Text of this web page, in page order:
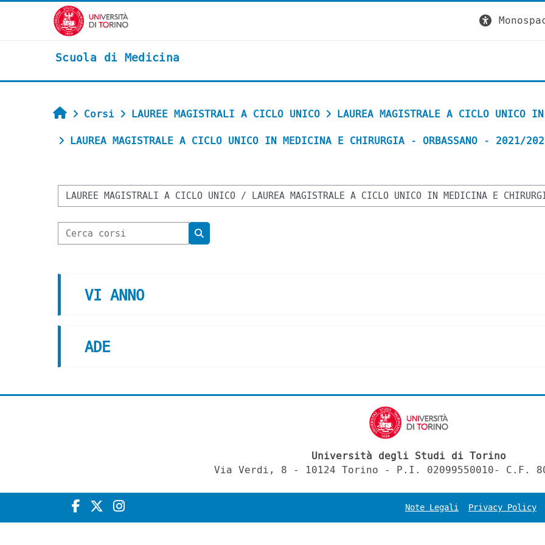
Vai al contenuto principale
Scuola di Medicina
Home
Corsi LAUREE MAGISTRALI A CICLO UNICO
LAUREA MAGISTRALE A CICLO UNICO
LAUREA MAGISTRALE A CICLO UNICO IN MEDICINA E CHIRURGIA - ORBASSANO - 2021/
Categorie di corso
Cerca corsi
Cerca corsi
VI ANNO
ADE
Università degli Studi di Torino
Via Verdi, 8 - 10124 Torino - P.I. 02099550010- C.F.
Note Legali Privacy Policy